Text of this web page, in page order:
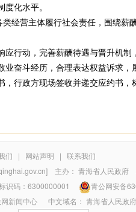
化水平。
营主体履行社会责任，围绕薪
动，完善薪酬待遇与晋升机制
奋斗经历，合理表达权益诉求，
行政方现场签收并递交应约书，
们 | 网站声明 | 联系我们
主办： 青海省人民政府
码：6300000001
青公网安备
新闻中心中文域名： 青海省人民政